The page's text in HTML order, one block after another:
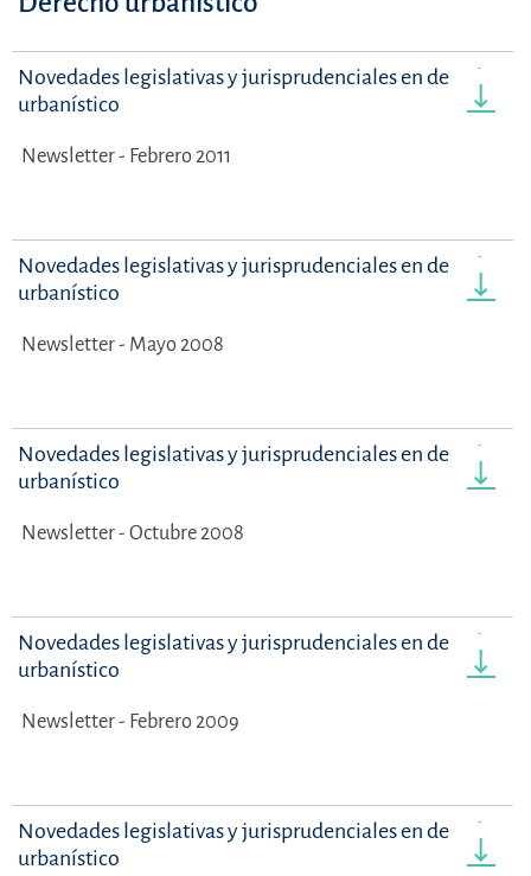
Novedades legislativas y jurisprudenciales en derecho
urbanístico
Newsletter - Febrero 2011
Novedades legislativas y jurisprudenciales en derecho
urbanístico
Newsletter - Mayo 2008
Novedades legislativas y jurisprudenciales en derecho
urbanístico
Newsletter - Octubre 2008
Novedades legislativas y jurisprudenciales en derecho
urbanístico
Newsletter - Febrero 2009
Novedades legislativas y jurisprudenciales en derecho
urbanístico